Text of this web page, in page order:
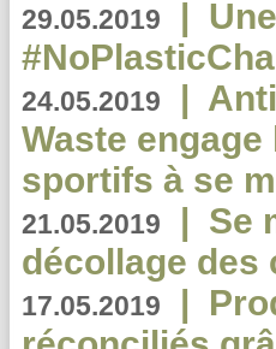
29.05.2019 |
24.05.2019 |
Waste
sportifs à se
21.05.2019 | Se
décollage des
17.05.2019 |